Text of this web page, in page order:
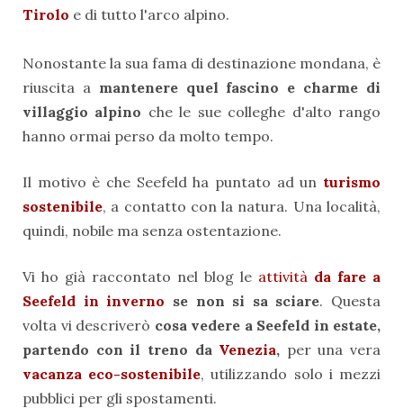
Tirolo e di tutto l'arco alpino.
Nonostante la sua fama di destinazione mondana, è
riuscita a mantenere quel fascino e charme di
villaggio alpino che le sue colleghe d'alto rango
hanno ormai perso da molto tempo.
Il motivo è che Seefeld ha puntato ad un turismo
sostenibile, a contatto con la natura. Una località,
quindi, nobile ma senza ostentazione.
Vi ho già raccontato nel blog le attività da fare a
Seefeld in inverno se non si sa sciare. Questa
volta vi descriverò cosa vedere a Seefeld in estate,
partendo con il treno da Venezia, per una vera
vacanza eco-sostenibile, utilizzando solo i mezzi
pubblici per gli spostamenti.